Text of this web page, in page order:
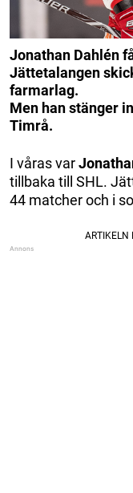
Jonathan Dahlén
Jättetalangen
farmarlag.
Men han stänger
Timrå.
I våras var
tillbaka till SHL.
44 matcher och i